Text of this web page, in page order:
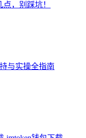
，别踩坑！
与实操全指南